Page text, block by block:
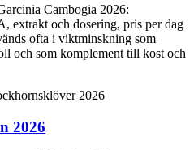
Cambogia 2026:
extrakt och dosering, pris per dag
ofta i viktminskning som
och som komplement till kost och
2026